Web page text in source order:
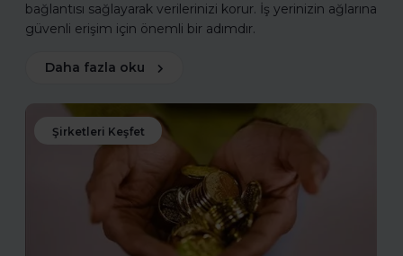
bağlantısı sağlayarak verilerinizi korur. İş yerinizin ağlarına
güvenli erişim için önemli bir adımdır.
Daha fazla oku
Şirketleri Keşfet